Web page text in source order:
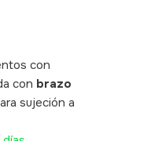
con
con brazo
sujeción a